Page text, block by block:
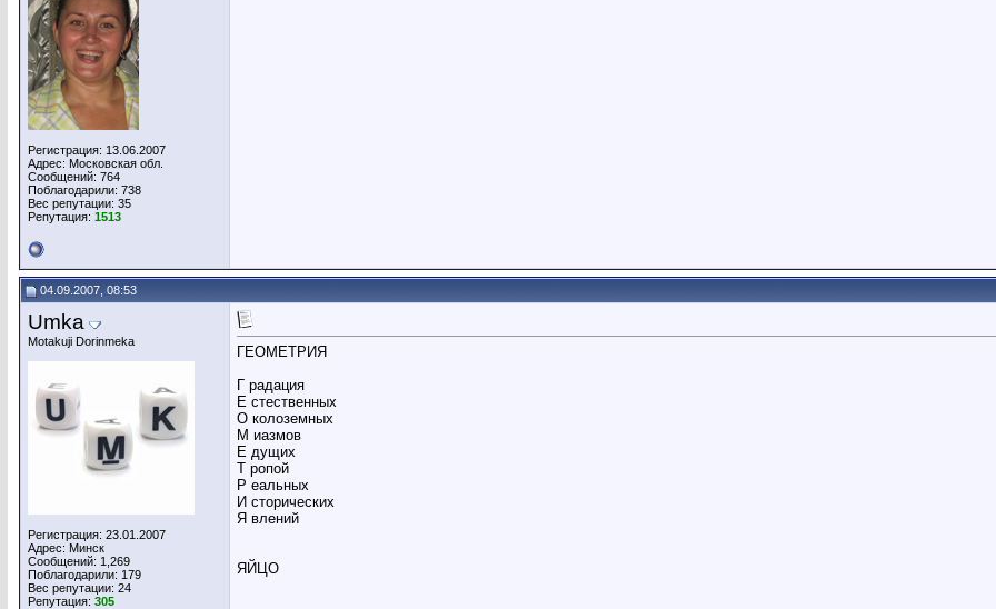
Регистрация: 13.06.2007
Адрес: Московская обл.
Сообщений: 764
Поблагодарили: 738
Вес репутации: 35
Репутация: 1513
04.09.2007, 08:53
Umka
Motakuji Dorinmeka
Регистрация: 23.01.2007
Адрес: Минск
Сообщений: 1,269
Поблагодарили: 179
Вес репутации: 24
Репутация: 305
ГЕОМЕТРИЯ
Г радация
Е стественных
О колоземных
М иазмов
Е дущих
Т ропой
Р еальных
И сторических
Я влений
ЯЙЦО